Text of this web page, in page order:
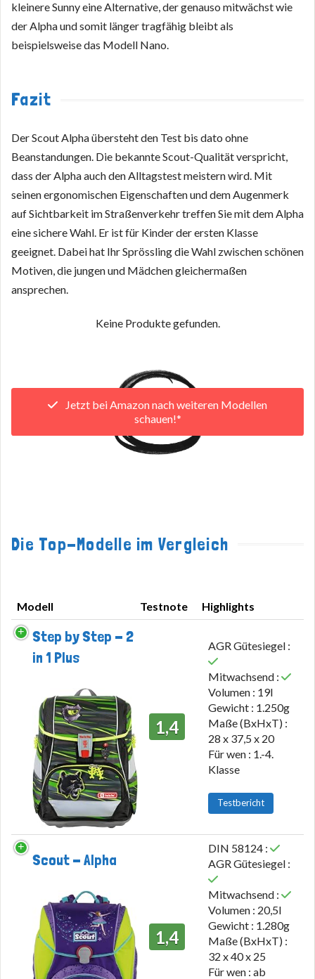
kleinere Sunny eine Alternative, der genauso mitwächst wie
der Alpha und somit länger tragfähig bleibt als
beispielsweise das Modell Nano.
Fazit
Der Scout Alpha übersteht den Test bis dato ohne
Beanstandungen. Die bekannte Scout-Qualität verspricht,
dass der Alpha auch den Alltagstest meistern wird. Mit
seinen ergonomischen Eigenschaften und dem Augenmerk
auf Sichtbarkeit im Straßenverkehr treffen Sie mit dem Alpha
eine sichere Wahl. Er ist für Kinder der ersten Klasse
geeignet. Dabei hat Ihr Sprössling die Wahl zwischen schönen
Motiven, die jungen und Mädchen gleichermaßen
ansprechen.
Keine Produkte gefunden.
Jetzt bei Amazon nach weiteren Modellen
schauen!*
Die Top-Modelle im Vergleich
Modell Testnote
Highlights
Modell
Step by Step - 2
in 1 Plus
1,4
AGR Gütesiegel :
Mitwachsend :
Volumen : 19l
Gewicht : 1.250g
Maße (BxHxT) :
28 x 37,5 x 20
Für wen : 1.-4.
Klasse
Testbericht
Scout - Alpha
1,4
DIN 58124 :
AGR Gütesiegel :
Mitwachsend :
Volumen : 20,5l
Gewicht : 1.280g
Maße (BxHxT) :
32 x 40 x 25
Für wen : ab